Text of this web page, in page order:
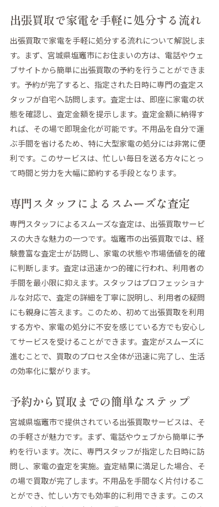
時間を節約する家電整理の秘訣
手軽に始める家電の整理術
専門スタッフのサポートで安心の家電処分
専門スタッフが訪れる塩竈市の出張買取で生活
を一新
専門スタッフが家電処分をサポート
塩竈市の出張買取で新しい生活を始める
専門的な査定で安心の家電買取
出張買取で生活空間を一新する方法
プロの目で査定される安心感
出張買取で塩竈市の家電処分がもっと身近に
身近なサービスとしての出張買取
塩竈市で出張買取を利用するメリット
家電の処分がもっと簡単に
日常生活に溶け込む出張買取
出張買取がもたらす利便性
塩竈市での家電処分が手軽になる理由
塩竈市で人気急上昇中の出張買取の魅力と利用
法
人気急上昇中の出張買取の理由とは
塩竈市での出張買取利用法ガイド
出張買取の魅力とその利便性
塩竈市での出張買取が人気の秘密
利用者が語る出張買取の魅力
出張買取で家電を手軽に処分する流れ
出張買取で家電を手軽に処分する流れについて解説しま
す。まず、宮城県塩竈市にお住まいの方は、電話やウェ
ブサイトから簡単に出張買取の予約を行うことができま
す。予約が完了すると、指定された日時に専門の査定ス
タッフが自宅へ訪問します。査定士は、即座に家電の状
態を確認し、査定金額を提示します。査定金額に納得す
れば、その場で即現金化が可能です。不用品を自分で運
ぶ手間を省けるため、特に大型家電の処分には非常に便
利です。このサービスは、忙しい毎日を送る方々にとっ
て時間と労力を大幅に節約する手段となります。
専門スタッフによるスムーズな査定
専門スタッフによるスムーズな査定は、出張買取サービ
スの大きな魅力の一つです。塩竈市の出張買取では、経
験豊富な査定士が訪問し、家電の状態や市場価値を的確
に判断します。査定は迅速かつ的確に行われ、利用者の
手間を最小限に抑えます。スタッフはプロフェッショナ
ルな対応で、査定の詳細を丁寧に説明し、利用者の疑問
にも親身に答えます。このため、初めて出張買取を利用
する方や、家電の処分に不安を感じている方でも安心し
てサービスを受けることができます。査定がスムーズに
進むことで、買取のプロセス全体が迅速に完了し、生活
の効率化に繋がります。
予約から買取までの簡単なステップ
宮城県塩竈市で提供されている出張買取サービスは、そ
の手軽さが魅力です。まず、電話やウェブから簡単に予
約を行います。次に、専門スタッフが指定した日時に訪
問し、家電の査定を実施。査定結果に満足した場合、そ
の場で買取が完了します。不用品を手間なく片付けるこ
とができ、忙しい方でも効率的に利用できます。このス